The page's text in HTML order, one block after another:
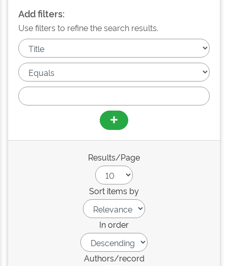
Add filters:
Use filters to refine the search results.
Results/Page
Sort items by
In order
Authors/record